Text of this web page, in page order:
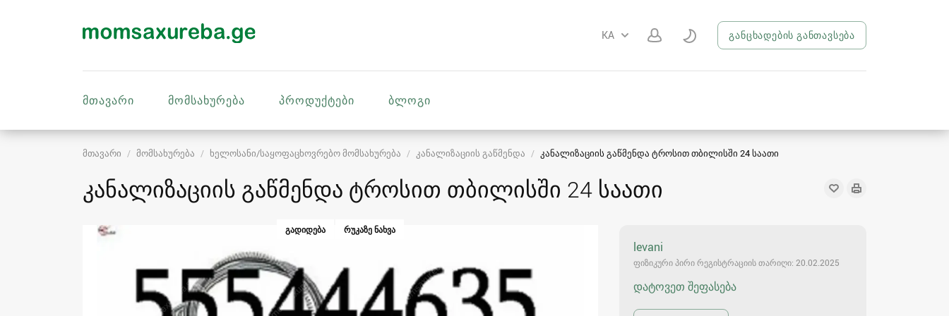
KA განცხადების განთავსება
მთავარი მომსახურება პროდუქტები ბლოგი
მთავარი მომსახურება ხელოსანი/საყოფაცხოვრებო მომსახურება კანალიზაციის გაწმენდა კანალიზაციის გაწმენდა ტროსით თბილისში 24 საათი
კანალიზაციის გაწმენდა ტროსით თბილისში 24 საათი
levani
ფიზიკური პირი რეგისტრაციის თარიღი: 20.02.2025
დატოვეთ შეფასება
ᲒᲐᲓᲘᲓᲔᲑᲐ ᲠᲣᲙᲐᲖᲔ ᲜᲐᲮᲕᲐ